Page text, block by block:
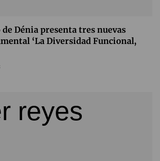
Dénia presenta tres nuevas
‘La Diversidad Funcional,